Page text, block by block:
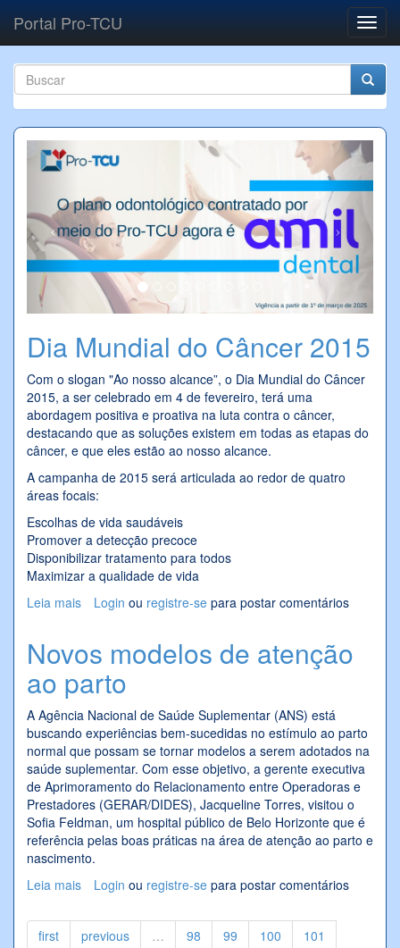
Portal Pro-TCU
Formulário de busca
Buscar
Previous Next
Dia Mundial do Câncer 2015
Com o slogan "Ao nosso alcance”, o Dia Mundial do Câncer
2015, a ser celebrado em 4 de fevereiro, terá uma
abordagem positiva e proativa na luta contra o câncer,
destacando que as soluções existem em todas as etapas do
câncer, e que eles estão ao nosso alcance.
A campanha de 2015 será articulada ao redor de quatro
áreas focais:
Escolhas de vida saudáveis
Promover a detecção precoce
Disponibilizar tratamento para todos
Maximizar a qualidade de vida
Leia mais sobre Dia Mundial do Câncer 2015
Login ou registre-se para postar comentários
Novos modelos de atenção
ao parto
A Agência Nacional de Saúde Suplementar (ANS) está
buscando experiências bem-sucedidas no estímulo ao parto
normal que possam se tornar modelos a serem adotados na
saúde suplementar. Com esse objetivo, a gerente executiva
de Aprimoramento do Relacionamento entre Operadoras e
Prestadores (GERAR/DIDES), Jacqueline Torres, visitou o
Sofia Feldman, um hospital público de Belo Horizonte que é
referência pelas boas práticas na área de atenção ao parto e
nascimento.
Leia mais sobre Novos modelos de atenção ao parto
Login ou registre-se para postar comentários
first previous … 98 99 100
101